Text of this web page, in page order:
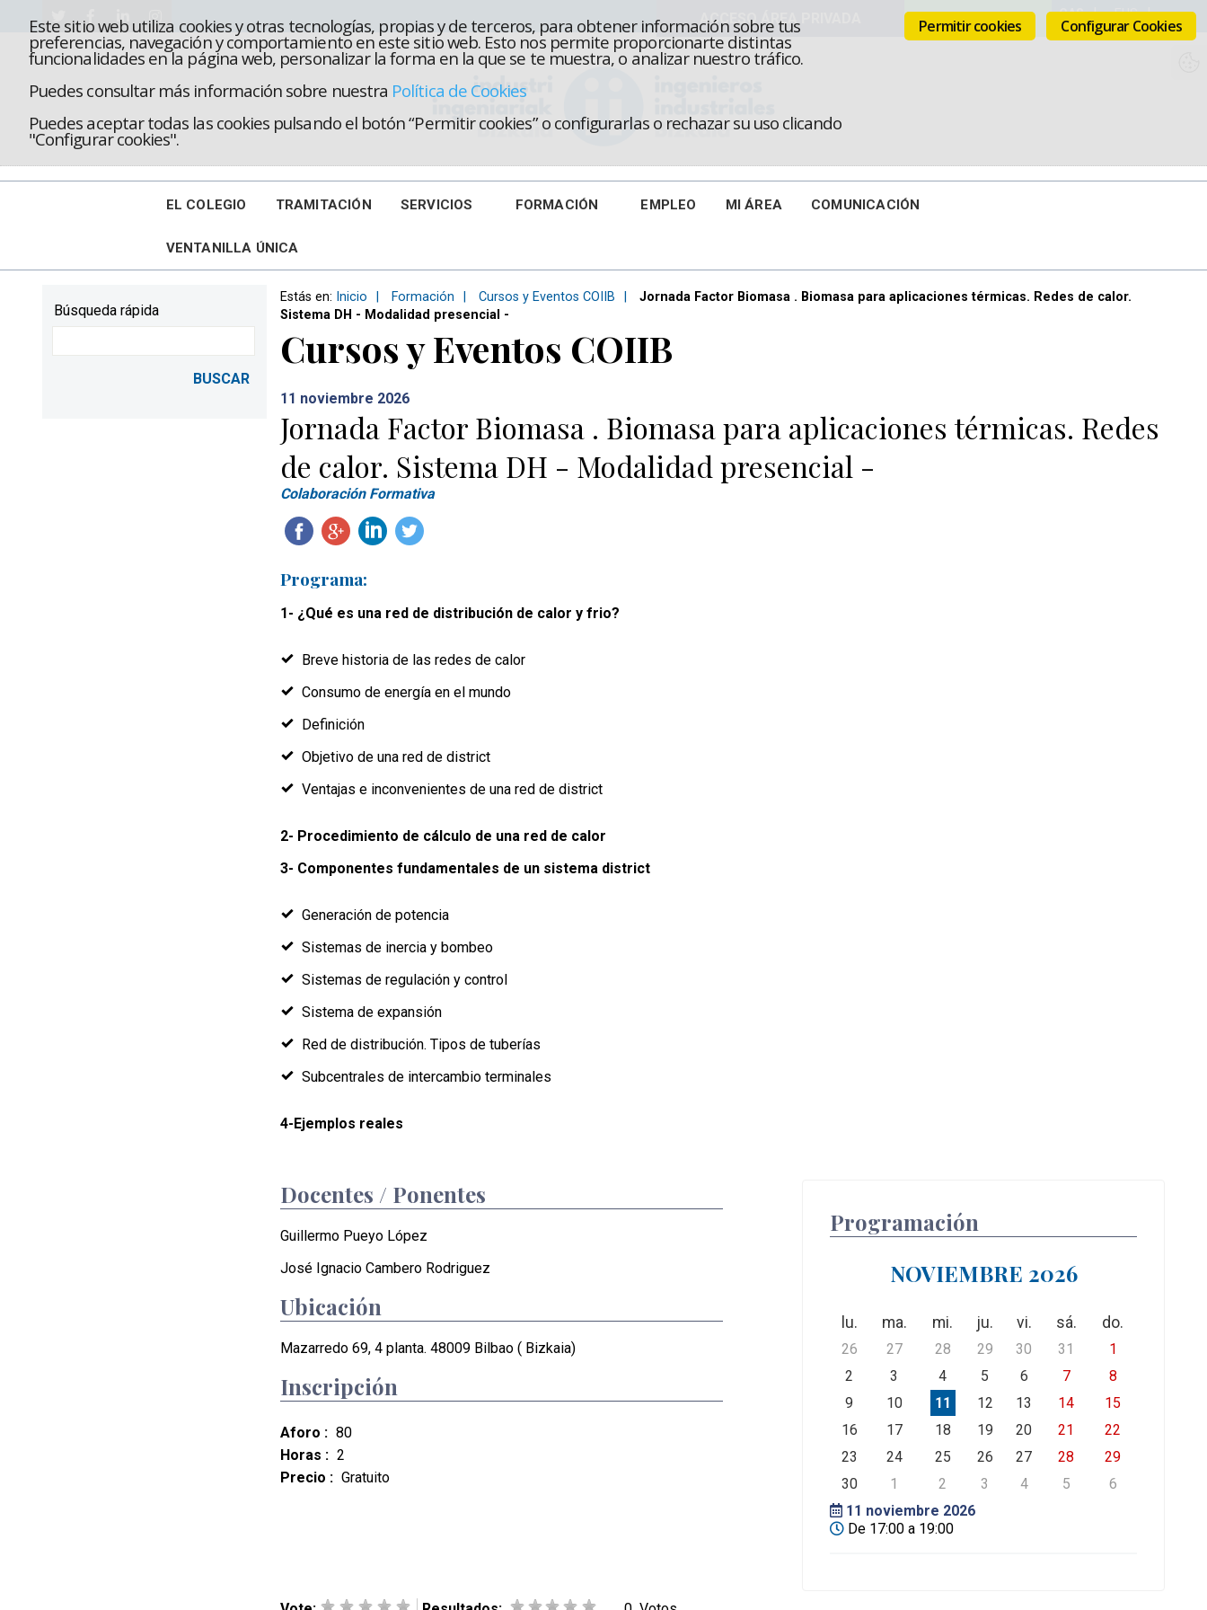
Este sitio web utiliza cookies y otras tecnologías, propias y de terceros, para obtener información sobre tus
preferencias, navegación y comportamiento en este sitio web. Esto nos permite proporcionarte distintas
funcionalidades en la página web, personalizar la forma en la que se te muestra, o analizar nuestro tráfico.
Puedes consultar más información sobre nuestra Política de Cookies
Puedes aceptar todas las cookies pulsando el botón “Permitir cookies” o configurarlas o rechazar su uso clicando
"Configurar cookies".
Configurar Cookies
Permitir cookies
VISADOS
EL COLEGIO TRAMITACIÓN SERVICIOS FORMACIÓN EMPLEO MI ÁREA COMUNICACIÓN
VENTANILLA ÚNICA
Estás en: Inicio Formación Cursos y Eventos COIIB
Jornada Factor Biomasa . Biomasa para aplicaciones térmicas. Redes de calor.
Sistema DH - Modalidad presencial -
Cursos y Eventos COIIB
11 noviembre 2026
Jornada Factor Biomasa . Biomasa para aplicaciones térmicas. Redes
de calor. Sistema DH - Modalidad presencial -
Colaboración Formativa
Programa:
1- ¿Qué es una red de distribución de calor y frio?
Breve historia de las redes de calor
Consumo de energía en el mundo
Definición
Objetivo de una red de district
Ventajas e inconvenientes de una red de district
2- Procedimiento de cálculo de una red de calor
3- Componentes fundamentales de un sistema district
Generación de potencia
Sistemas de inercia y bombeo
Sistemas de regulación y control
Sistema de expansión
Red de distribución. Tipos de tuberías
Subcentrales de intercambio terminales
4-Ejemplos reales
Docentes / Ponentes
Guillermo Pueyo López
José Ignacio Cambero Rodriguez
Ubicación
Mazarredo 69, 4 planta. 48009 Bilbao ( Bizkaia)
Programación
NOVIEMBRE 2026
lu. ma. mi. ju. vi. sá. do.
26 27 28 29 30 31
1
2
3 4 5 6 7
8
9
10 11 12 13 14
15
16
17 18 19 20 21
22
23
24 25 26 27 28
29
30
1 2 3 4 5
6
11 noviembre 2026
De 17:00 a 19:00
Inscripción
Aforo : 80
Horas : 2
Precio : Gratuito
Búsqueda rápida